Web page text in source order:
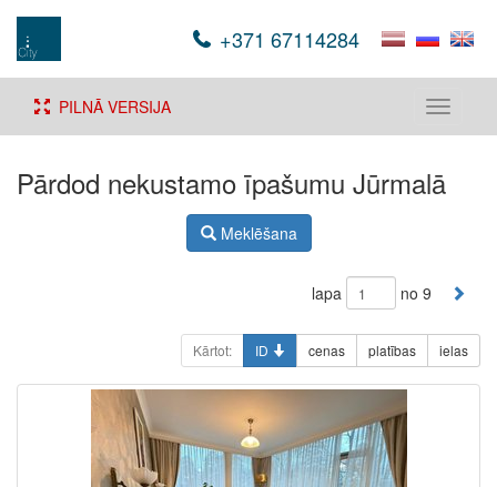
+371 67114284
Toggle
PILNĀ VERSIJA
Pārdod nekustamo īpašumu Jūrmalā
Meklēšana
lapa no 9
Kārtot: ID cenas platības ielas